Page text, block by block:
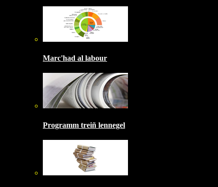
Marc'had al labour
Programm treiñ lennegel